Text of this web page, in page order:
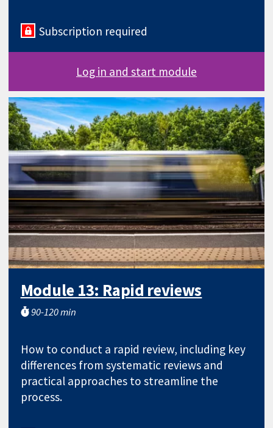
Subscription required
Log in and start module
Module 13: Rapid reviews
90-120 min
How to conduct a rapid review, including key
differences from systematic reviews and
practical approaches to streamline the
process.